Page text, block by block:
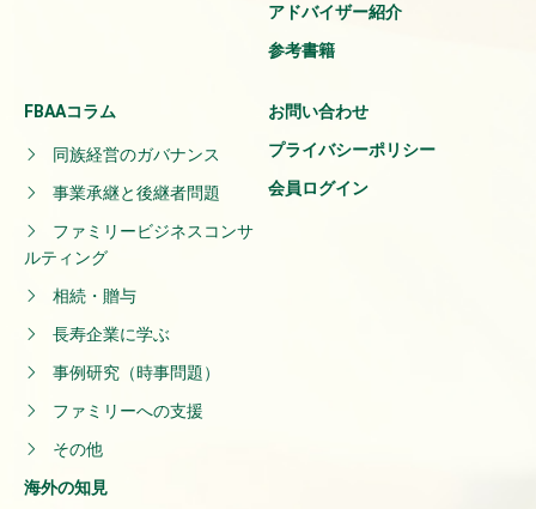
アドバイザー紹介
参考書籍
FBAAコラム
同族経営のガバナンス
事業承継と後継者問題
ファミリービジネスコンサ
ルティング
相続・贈与
長寿企業に学ぶ
事例研究（時事問題）
ファミリーへの支援
その他
海外の知見
お問い合わせ
プライバシーポリシー
会員ログイン